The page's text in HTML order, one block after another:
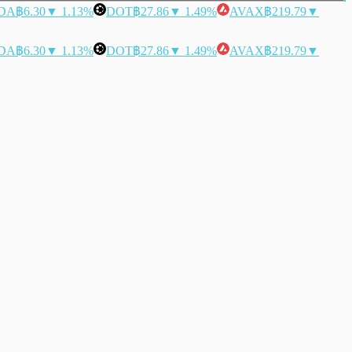
฿6.30▼ 1.13% DOT฿27.86▼ 1.49% AVAX฿219.79▼
฿6.30▼ 1.13% DOT฿27.86▼ 1.49% AVAX฿219.79▼